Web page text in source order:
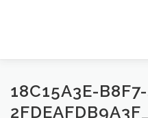
ÜBER MICH KURSE
18C15A3E-